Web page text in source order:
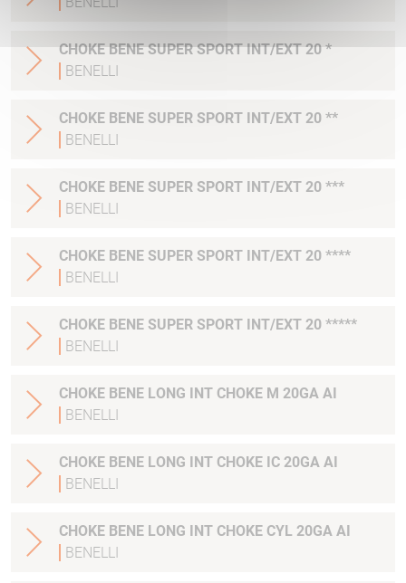
CHOKE BENE SUPER SPORT INT/EXT 20 *
BENELLI
CHOKE BENE SUPER SPORT INT/EXT 20 **
BENELLI
CHOKE BENE SUPER SPORT INT/EXT 20 ***
BENELLI
CHOKE BENE SUPER SPORT INT/EXT 20 ****
BENELLI
CHOKE BENE SUPER SPORT INT/EXT 20 *****
BENELLI
CHOKE BENE LONG INT CHOKE M 20GA AI
BENELLI
CHOKE BENE LONG INT CHOKE IC 20GA AI
BENELLI
CHOKE BENE LONG INT CHOKE CYL 20GA AI
BENELLI